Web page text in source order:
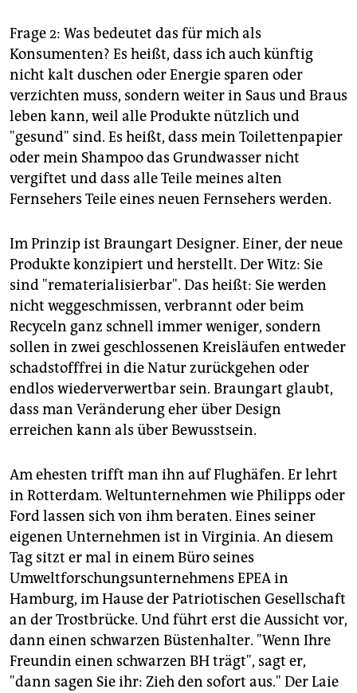
"Endlich mal jemand, der aufzeigt, dass wir keine
Lebewesen sind, die vor lauter Schuldgefühlen nicht
mehr aus den Augen sehen dürfen."
Contra:"Nicht nur, dass er durch Verwerfung von
Begriffen wie "Nachhaltigkeit" versucht, schriller
rüberzukommen. Viel schlimmer finde ich, dass er die
Zeit, bis alles nach dem Ökoeffektivitäts-Konzept
produziert wird, ausklammert und
Vermeidungsstrategien auch für die "Übergangszeit"
als überflüssig erscheinen lässt.
"Einfach intelligent produzieren. Cradle to cradle".
2008, 10,90 Euro
Das neue Buch:Braungart, McDonough (Hg): "Die
nächste industrielle Revolution. Die Cradle to Cradle-
Community" (EVA, 25 Euro )
Die Cradle to Cradle Theorie:("Von der Wiege zur
Wiege") ist das Konzept einer abfallfreien Wirtschaft
von Michael Braungart und William McDonough. Der
Fachbegriff ist: Ökoeffektivität.
Produkte werden in zwei geschlossenen Kreisläufen
wiederverwendbar sind und schadstofffrei in die
Natur zurückkehren oder als Rohstoff neu genutzt
werden können:
1. Biologischer Kreislauf:für Verbrauchsgüter, das
sind Produkte wie Wasch- oder Spülmittel, die
komplett aufgebraucht werden.
2. Technischer Kreislauf:für Gebrauchsgüter, die
gebraucht, aber nicht aufgebraucht oder verbraucht
werden (z. B. Autos).
Der Begriff "Verbraucher"ist damit abgeschafft. Es
wird ja nicht mehr "verbraucht".
Frage 2: Was bedeutet das für mich als
Konsumenten? Es heißt, dass ich auch künftig
nicht kalt duschen oder Energie sparen oder
verzichten muss, sondern weiter in Saus und Braus
leben kann, weil alle Produkte nützlich und
"gesund" sind. Es heißt, dass mein Toilettenpapier
oder mein Shampoo das Grundwasser nicht
vergiftet und dass alle Teile meines alten
Fernsehers Teile eines neuen Fernsehers werden.
Im Prinzip ist Braungart Designer. Einer, der neue
Produkte konzipiert und herstellt. Der Witz: Sie
sind "rematerialisierbar". Das heißt: Sie werden
nicht weggeschmissen, verbrannt oder beim
Recyceln ganz schnell immer weniger, sondern
sollen in zwei geschlossenen Kreisläufen entweder
schadstofffrei in die Natur zurückgehen oder
endlos wiederverwertbar sein. Braungart glaubt,
dass man Veränderung eher über Design
erreichen kann als über Bewusstsein.
Am ehesten trifft man ihn auf Flughäfen. Er lehrt
in Rotterdam. Weltunternehmen wie Philipps oder
Ford lassen sich von ihm beraten. Eines seiner
eigenen Unternehmen ist in Virginia. An diesem
Tag sitzt er mal in einem Büro seines
Umweltforschungsunternehmens EPEA in
Hamburg, im Hause der Patriotischen Gesellschaft
an der Trostbrücke. Und führt erst die Aussicht vor,
dann einen schwarzen Büstenhalter. "Wenn Ihre
Freundin einen schwarzen BH trägt", sagt er,
"dann sagen Sie ihr: Zieh den sofort aus." Der Laie